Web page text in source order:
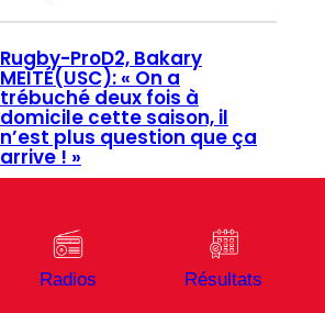
Rugby-ProD2, Bakary
MEITÉ(USC): « On a
trébuché deux fois à
domicile cette saison, il
n’est plus question que ça
arrive ! »
Rugby-ProD2 :
Montauban/Oyonnax, les
compositions (J23)
Radios Résultats